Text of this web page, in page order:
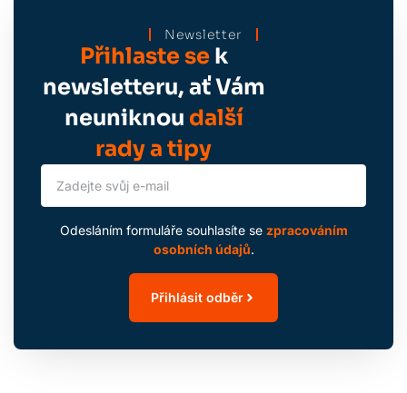
Newsletter
Přihlaste sek
newsletteru, ať Vám
neuniknou další
rady a tipy
Odesláním formuláře souhlasíte se zpracováním
osobních údajů.
Přihlásit odběr